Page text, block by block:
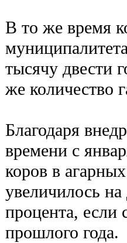
В то же время
тысячу двести
же количество
Благодаря
времени с
коров в
увеличилось
процента, если
прошлого года.